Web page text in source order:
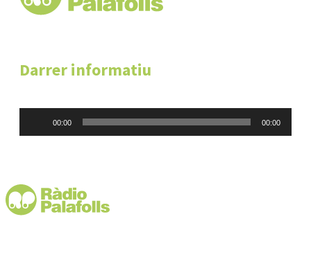
Darrer informatiu
00:00 00:00